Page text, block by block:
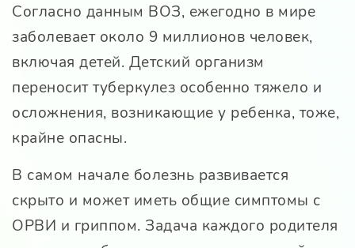
Согласно данным ВОЗ, ежегодно в мире
заболевает около 9 миллионов человек,
включая детей. Детский организм
переносит туберкулез особенно тяжело и
осложнения, возникающие у ребенка, тоже,
крайне опасны.
В самом начале болезнь развивается
скрыто и может иметь общие симптомы с
ОРВИ и гриппом. Задача каждого родителя